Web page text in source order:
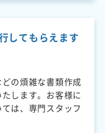
してもらえます
の煩雑な書類作成
します。お客様に
は、専門スタッフ